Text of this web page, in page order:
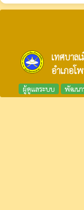
เทศบาล
อำเภอโ
ผู้ดูแลระบบ พัฒนา